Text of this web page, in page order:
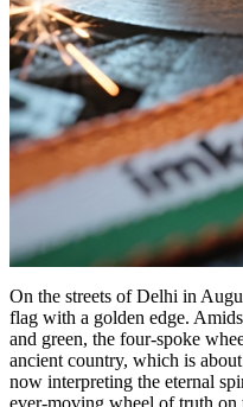
On the streets of Delhi in
flag with a golden edge.
and green, the four-spoke
ancient country, which is
now interpreting the eternal
ever-moving wheel of truth